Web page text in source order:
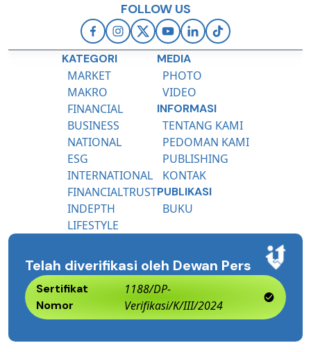
FOLLOW US
KATEGORI
MARKET
MAKRO
FINANCIAL
BUSINESS
NATIONAL
ESG
INTERNATIONAL
FINANCIALTRUST
INDEPTH
LIFESTYLE
MEDIA
PHOTO
VIDEO
INFORMASI
TENTANG KAMI
PEDOMAN KAMI
PUBLISHING
KONTAK
PUBLIKASI
BUKU
Telah diverifikasi oleh Dewan Pers
Sertifikat
Nomor
1188/DP-
Verifikasi/K/III/2024